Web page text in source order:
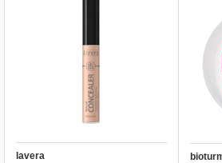
lavera